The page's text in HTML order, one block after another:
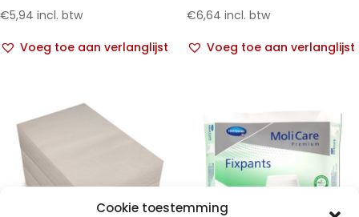
Cookie toestemming
€5,94 incl. btw
Voeg toe aan verlanglijst
€6,64 incl. btw
Voeg toe aan verlanglijst